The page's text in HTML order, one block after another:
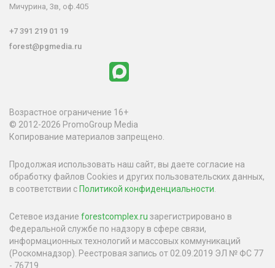
Мичурина, 3в, оф.405
+7 391 219 01 19
forest@pgmedia.ru
Возрастное ограничение 16+
© 2012-2026 PromoGroup Media
Копирование материалов запрещено.
Продолжая использовать наш сайт, вы даете согласие на
обработку файлов Cookies и других пользовательских данных,
в соответствии с Политикой конфиденциальности
Сетевое издание forestcomplex.ru зарегистрировано в
Федеральной службе по надзору в сфере связи,
информационных технологий и массовых коммуникаций
(Роскомнадзор). Реестровая запись от 02.09.2019 ЭЛ № ФС 77
- 76719.